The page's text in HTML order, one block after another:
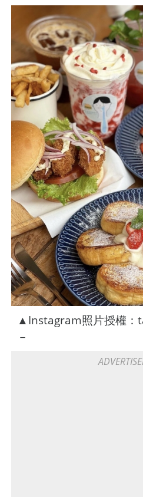
▲Instagram照片授權：
－